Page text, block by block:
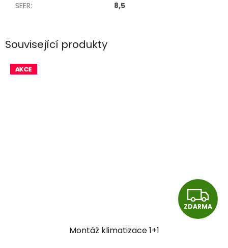
Související produkty
Z
D
ZDARMA
Montáž klimatizace 1+1
SEER: 8,5